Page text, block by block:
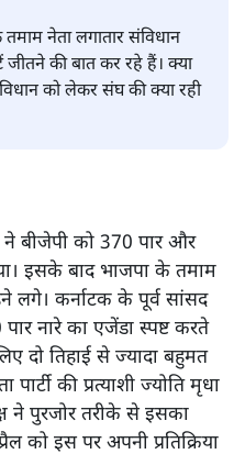
नेता लगातार संविधान
की बात कर रहे हैं। क्या
को लेकर संघ की क्या रही
ने बीजेपी को 370 पार और
इसके बाद भाजपा के तमाम
लगे। कर्नाटक के पूर्व सांसद
नारे का एजेंडा स्पष्ट करते
दो तिहाई से ज्यादा बहुमत
की प्रत्याशी ज्योति मृधा
ने पुरजोर तरीके से इसका
को इस पर अपनी प्रतिक्रिया